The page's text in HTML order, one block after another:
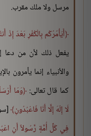
مرسل ولا ملك مقرب.
أَيَأْمُرُكُم بِالْكُفْرِ بَعْدَ إِذْ
يفعل ذلك لأن من دعا
والأنبياء إنما يأمرون
كما قال تعالى: وَمَا
لَا إِلَهَ إِلَّا أَنَا فَاعْبُدُونِ
فِي كُلِّ أُمَّةٍ رَّسُولاً أَنِ